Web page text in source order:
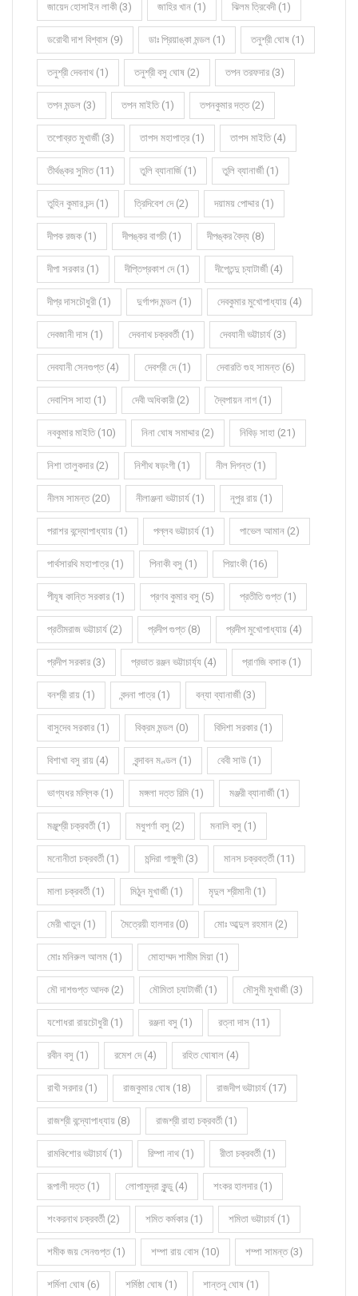
জায়েদ হোসাইন লাকী (3) জাহির খান (1) ঝিলম ত্রিবেদী (1)
ডরোথী দাশ বিশ্বাস (9) ডাঃ প্রিয়াঙ্কা মন্ডল (1) তনুশ্রী ঘোষ (1)
তনুশ্রী দেবনাথ (1) তনুশ্রী বসু ঘোষ (2) তপন তরফদার (3)
তপন মন্ডল (3) তপন মাইতি (1) তপনকুমার দত্ত (2)
তপোব্রত মুখার্জী (3) তাপস মহাপাত্র (1) তাপস মাইতি (4)
তীর্থঙ্কর সুমিত (11) তুলি ব্যানার্জি (1) তুলি ব্যানার্জী (1)
তুহিন কুমার চন্দ (1) ত্রিদিবেশ দে (2) দয়াময় পোদ্দার (1)
দীপক রজক (1) দীপঙ্কর বাগচী (1) দীপঙ্কর বৈদ্য (8)
দীপা সরকার (1) দীপ্তিপ্রকাশ দে (1) দীপ্তেন্দু চ্যাটার্জী (4)
দীপ্র দাসচৌধুরী (1) দুর্গাপদ মন্ডল (1) দেবকুমার মুখোপাধ্যায় (4)
দেবজানী দাস (1) দেবনাথ চক্রবর্তী (1) দেবযানী ভট্টাচার্য (3)
দেবযানী সেনগুপ্ত (4) দেবশ্রী দে (1) দেবারতি গুহ সামন্ত (6)
দেবাশিস সাহা (1) দেবী অধিকারী (2) দ্বৈপায়ন নাগ (1)
নবকুমার মাইতি (10) নিনা ঘোষ সমাদ্দার (2) নিবিড় সাহা (21)
নিশা তালুকদার (2) নিশীথ ষড়ংগী (1) নীল দিগন্ত (1)
নীলম সামন্ত (20) নীলাঞ্জনা ভট্টাচার্য (1) নূপুর রায় (1)
পরাশর বন্দ্যোপাধ্যায় (1) পল্লব ভট্টাচার্য (1) পাভেল আমান (2)
পার্থসারথি মহাপাত্র (1) পিনাকী বসু (1) পিয়াংকী (16)
পীযূষ কান্তি সরকার (1) প্রণব কুমার বসু (5) প্রতীতি গুপ্ত (1)
প্রতীমরাজ ভট্টাচার্য (2) প্রদীপ গুপ্ত (8) প্রদীপ মুখোপাধ্যায় (4)
প্রদীপ সরকার (3) প্রভাত রঞ্জন ভট্টাচার্য্য (4) প্রাণজি বসাক (1)
বনশ্রী রায় (1) বন্দনা পাত্র (1) বন্যা ব্যানার্জী (3)
বাসুদেব সরকার (1) বিক্রম মন্ডল (0) বিদিশা সরকার (1)
বিশাখা বসু রায় (4) বৃন্দাবন মণ্ডল (1) বেবী সাউ (1)
ভাগ্যধর মল্লিক (1) মঙ্গলা দত্ত রিমি (1) মঞ্জরী ব্যানার্জী (1)
মঞ্জুশ্রী চক্রবর্তী (1) মধুপর্ণা বসু (2) মনালি বসু (1)
মনোনীতা চক্রবর্তী (1) মন্দিরা গাঙ্গুলী (3) মানস চক্রবর্ত্তী (11)
মালা চক্রবর্তী (1) মিঠুন মুখার্জী (1) মৃদুল শ্রীমানী (1)
মেরী খাতুন (1) মৈত্রেয়ী হালদার (0) মোঃ আব্দুল রহমান (2)
মোঃ মনিরুল আলম (1) মোহাম্মদ শামীম মিয়া (1)
মৌ দাশগুপ্ত আদক (2) মৌমিতা চ্যাটার্জী (1) মৌসুমী মুখার্জী (3)
যশোধরা রায়চৌধুরী (1) রঞ্জনা বসু (1) রত্না দাস (11)
রবীন বসু (1) রমেশ দে (4) রহিত ঘোষাল (4)
রাখী সরদার (1) রাজকুমার ঘোষ (18) রাজদীপ ভট্টাচার্য (17)
রাজশ্রী বন্দ্যোপাধ্যায় (8) রাজশ্রী রাহা চক্রবর্তী (1)
রামকিশোর ভট্টাচার্য (1) রিম্পা নাথ (1) রীতা চক্রবর্তী (1)
রূপালী দত্ত (1) লোপামুদ্রা কুন্ডু (4) শংকর হালদার (1)
শংকরনাথ চক্রবর্তী (2) শমিত কর্মকার (1) শমিতা ভট্টাচার্য (1)
শমীক জয় সেনগুপ্ত (1) শম্পা রায় বোস (10) শম্পা সামন্ত (3)
শর্মিলা ঘোষ (6) শর্মিষ্ঠা ঘোষ (1) শান্তনু ঘোষ (1)